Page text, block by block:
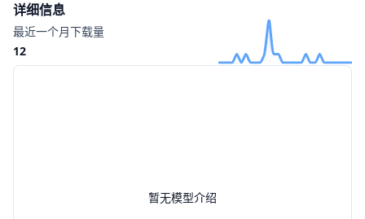
暂无模型介绍
详细信息
最近一个月下载量
12